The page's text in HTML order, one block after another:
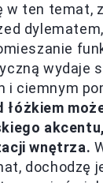
w ten temat,
wydaje
i ciemnym
wnętrza.
dochodzę